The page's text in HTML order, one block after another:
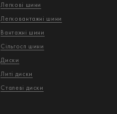
Легкові шини
Легковантажнi шини
Вантажнi шини
Сільгосп шини
Диски
Литі диски
Сталеві диски